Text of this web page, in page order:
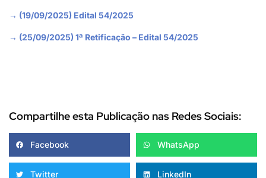
→ (19/09/2025) Edital 54/2025
→ (25/09/2025) 1ª Retificação – Edital 54/2025
Compartilhe esta Publicação nas Redes Sociais:
Facebook WhatsApp
Twitter LinkedIn